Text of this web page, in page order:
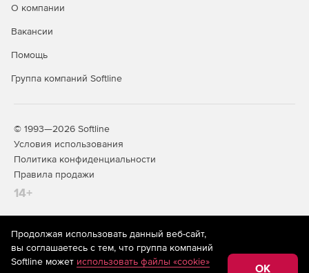
О компании
Вакансии
Помощь
Группа компаний Softline
© 1993—2026 Softline
Условия использования
Политика конфиденциальности
Правила продажи
14+
На информационном ресурсе store.softline.ru применяются
рекомендательные технологии(информационные технологии
предоставления информации на основе сбора,
Продолжая использовать данный веб-сайт,
вы соглашаетесь с тем, что группа компаний
Softline может использовать файлы «cookie»
OK